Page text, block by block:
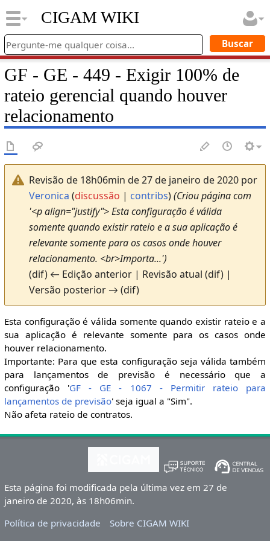
CIGAM WIKI
GF - GE - 449 - Exigir 100% de
rateio gerencial quando houver
relacionamento
Revisão de 18h06min de 27 de janeiro de 2020 por
Veronica (discussão | contribs)(Criou página com
'<p align="justify"> Esta configuração é válida
somente quando existir rateio e a sua aplicação é
relevante somente para os casos onde houver
relacionamento. <br>Importa...')
(dif) ← Edição anterior | Revisão atual (dif) |
Versão posterior → (dif)
Esta configuração é válida somente quando existir rateio e a
sua aplicação é relevante somente para os casos onde
houver relacionamento.
Importante: Para que esta configuração seja válida também
para lançamentos de previsão é necessário que a
configuração 'GF - GE - 1067 - Permitir rateio para
lançamentos de previsão' seja igual a "Sim".
Não afeta rateio de contratos.
Esta página foi modificada pela última vez em 27 de
janeiro de 2020, às 18h06min.
Política de privacidade
Sobre CIGAM WIKI